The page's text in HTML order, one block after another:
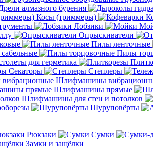
алмазного бурения
Косы (триммеры)
Лобзики
Опрыскиватели
Пилы ленточные
Пилы
для герметика
Секаторы
Степлеры
Шлифмашины
Шлифмашины прямые
Шлифмашины для стен и потолков
Шуруповёрты
Рюкзаки Сумки
Замки и защёлки